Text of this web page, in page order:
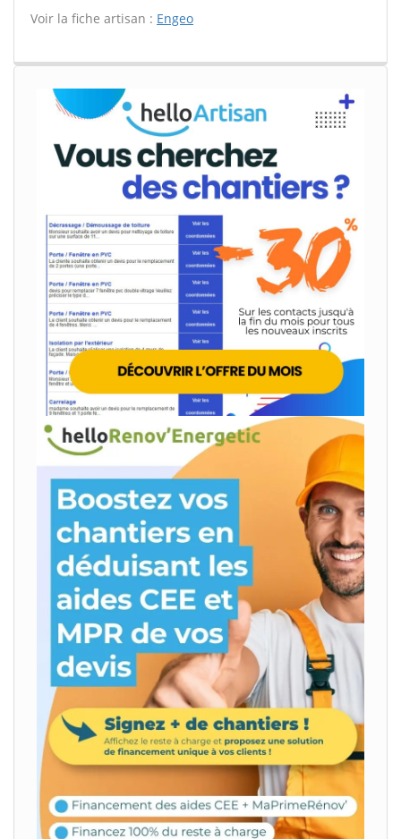
Voir la fiche artisan : Engeo